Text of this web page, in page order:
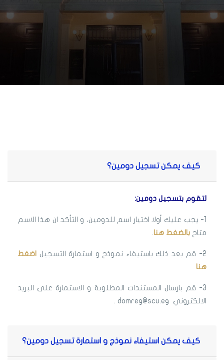
كيف يمكن تسجيل دومين؟
لتقوم بتسجيل دومين:
1- يجب عليك أولا اختيار اسم للدومين، و التأكد ان هذا الاسم
متاح بالضغط هنا
2- قم بعد ذلك باستيفاء نموذج و استمارة التسجيل
اضغط
هنا
3- قم بارسال المستندات المطلوبة و الاستمارة على البريد
الالكتروني domreg@scu.eg .
كيف يمكن استيفاء نموذج و استمارة تسجيل دومين؟